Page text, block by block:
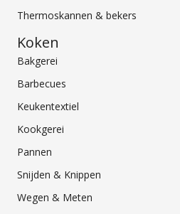
Thermoskannen & bekers
Koken
Bakgerei
Barbecues
Keukentextiel
Kookgerei
Pannen
Snijden & Knippen
Wegen & Meten